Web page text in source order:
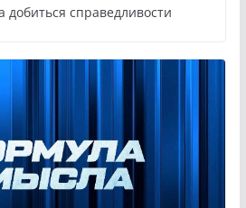
добиться справедливости